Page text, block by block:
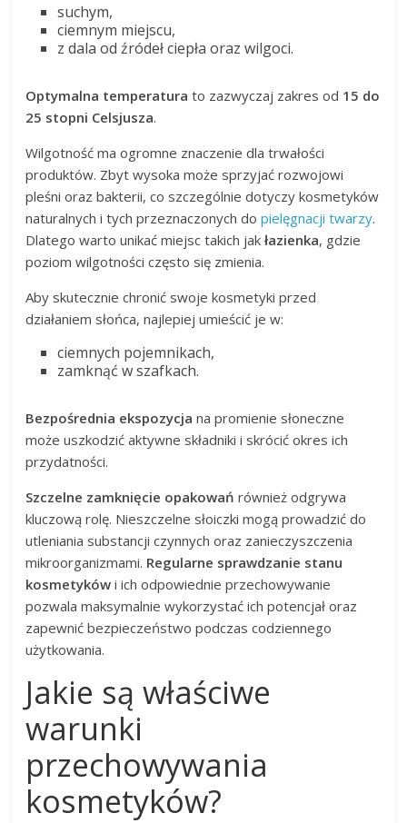
suchym,
ciemnym miejscu,
z dala od źródeł ciepła oraz wilgoci.
Optymalna temperatura to zazwyczaj zakres od 15 do
25 stopni Celsjusza.
Wilgotność ma ogromne znaczenie dla trwałości
produktów. Zbyt wysoka może sprzyjać rozwojowi
pleśni oraz bakterii, co szczególnie dotyczy kosmetyków
naturalnych i tych przeznaczonych dopielęgnacji twarzy.
Dlatego warto unikać miejsc takich jakłazienka, gdzie
poziom wilgotności często się zmienia.
Aby skutecznie chronić swoje kosmetyki przed
działaniem słońca, najlepiej umieścić je w:
ciemnych pojemnikach,
zamknąć w szafkach.
Bezpośrednia ekspozycja na promienie słoneczne
może uszkodzić aktywne składniki i skrócić okres ich
przydatności.
Szczelne zamknięcie opakowań również odgrywa
kluczową rolę. Nieszczelne słoiczki mogą prowadzić do
utleniania substancji czynnych oraz zanieczyszczenia
mikroorganizmami. Regularne sprawdzanie stanu
kosmetyków i ich odpowiednie przechowywanie
pozwala maksymalnie wykorzystać ich potencjał oraz
zapewnić bezpieczeństwo podczas codziennego
użytkowania.
Jakie są właściwe
warunki
przechowywania
kosmetyków?